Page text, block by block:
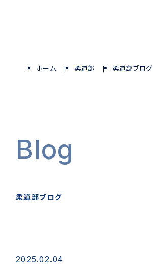
Blog
柔道部ブログ
ホーム 柔道部 柔道部ブログ
2025.02.04